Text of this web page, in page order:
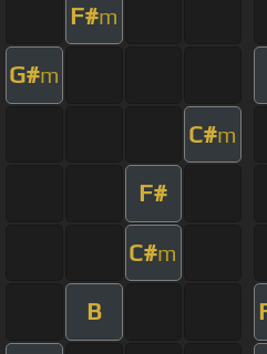
F#m
G#m
C#m
F#
C#m
B